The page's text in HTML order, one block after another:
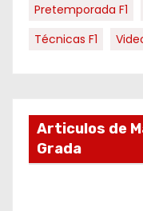
Pretemporada F1
Técnicas F1
Articulos de
Grada